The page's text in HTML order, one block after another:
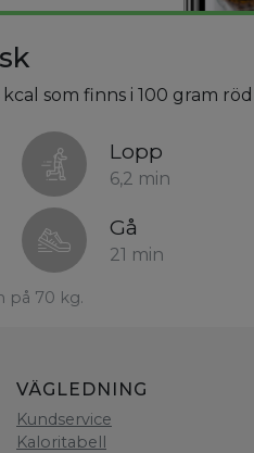
som finns i 100 gram
Lopp
6,2 min
Gå
21 min
på 70 kg.
VÄGLEDNING
Kundservice
Kaloritabell